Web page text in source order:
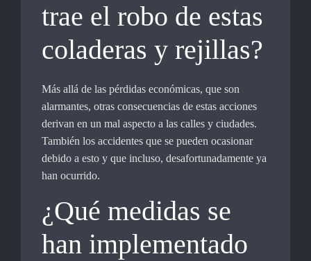
trae el robo de estas
coladeras y rejillas?
Más allá de las pérdidas económicas, que son
alarmantes, otras consecuencias de estas acciones
derivan en un mal aspecto a las calles y ciudades.
También los accidentes que se pueden ocasionar
debido a esto y que incluso, desafortunadamente ya
han ocurrido.
¿Qué medidas se
han implementado